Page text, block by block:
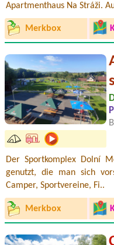
Apartmenthaus Na Stráži.
Merkbox
Der Sportkomplex Dolní
genutzt, die man sich
Camper, Sportvereine, Fi..
Merkbox